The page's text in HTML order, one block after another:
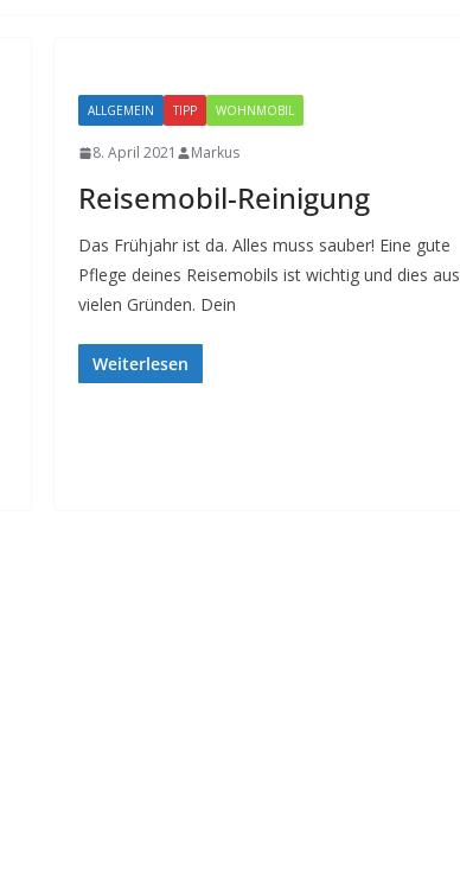
ALLGEMEIN TIPP WOHNMOBIL
8. April 2021 Markus
Reisemobil-Reinigung
Das Frühjahr ist da. Alles muss sauber! Eine gute
Pflege deines Reisemobils ist wichtig und dies aus
vielen Gründen. Dein
Weiterlesen